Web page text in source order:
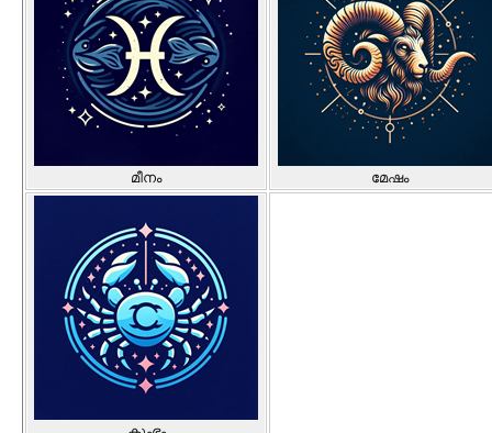
മീനം മേഷം